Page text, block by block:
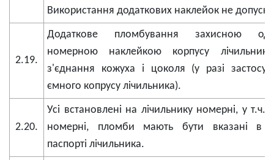
Використання додаткових наклейок не
2.19.
Додаткове пломбування захисною
номерною наклейкою корпусу
з'єднання кожуха і цоколя (у разі
ємного копрусу лічильника).
2.20.
Усі встановлені на лічильнику номерні, у т.ч.
номерні, пломби мають бути вказані в
паспорті лічильника.